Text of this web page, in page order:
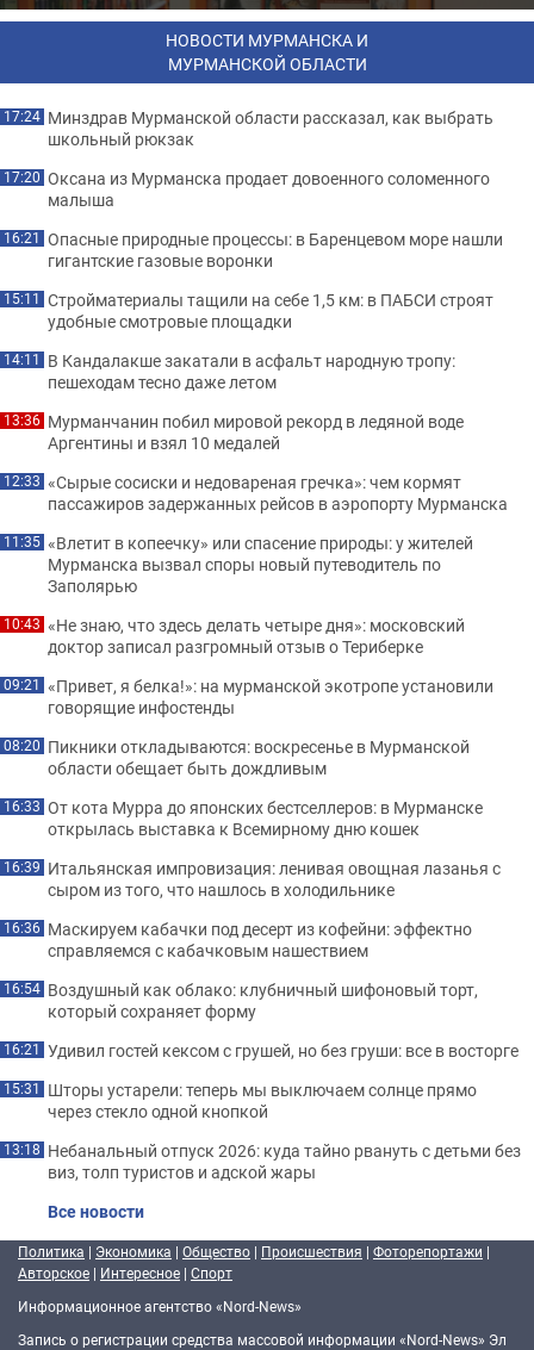
НОВОСТИ МУРМАНСКА И
МУРМАНСКОЙ ОБЛАСТИ
17:24 Минздрав Мурманской области рассказал, как выбрать
школьный рюкзак
17:20 Оксана из Мурманска продает довоенного соломенного
малыша
16:21 Опасные природные процессы: в Баренцевом море нашли
гигантские газовые воронки
15:11 Стройматериалы тащили на себе 1,5 км: в ПАБСИ строят
удобные смотровые площадки
14:11 В Кандалакше закатали в асфальт народную тропу:
пешеходам тесно даже летом
13:36 Мурманчанин побил мировой рекорд в ледяной воде
Аргентины и взял 10 медалей
12:33 «Сырые сосиски и недовареная гречка»: чем кормят
пассажиров задержанных рейсов в аэропорту Мурманска
11:35 «Влетит в копеечку» или спасение природы: у жителей
Мурманска вызвал споры новый путеводитель по
Заполярью
10:43 «Не знаю, что здесь делать четыре дня»: московский
доктор записал разгромный отзыв о Териберке
09:21 «Привет, я белка!»: на мурманской экотропе установили
говорящие инфостенды
08:20 Пикники откладываются: воскресенье в Мурманской
области обещает быть дождливым
16:33 От кота Мурра до японских бестселлеров: в Мурманске
открылась выставка к Всемирному дню кошек
16:39 Итальянская импровизация: ленивая овощная лазанья с
сыром из того, что нашлось в холодильнике
16:36 Маскируем кабачки под десерт из кофейни: эффектно
справляемся с кабачковым нашествием
16:54 Воздушный как облако: клубничный шифоновый торт,
который сохраняет форму
16:21 Удивил гостей кексом с грушей, но без груши: все в восторге
15:31 Шторы устарели: теперь мы выключаем солнце прямо
через стекло одной кнопкой
13:18 Небанальный отпуск 2026: куда тайно рвануть с детьми без
виз, толп туристов и адской жары
Все новости
Политика | Экономика | Общество | Происшествия | Фоторепортажи |
Авторское | Интересное | Спорт
Информационное агентство «Nord-News»
Запись о регистрации средства массовой информации «Nord-News» Эл